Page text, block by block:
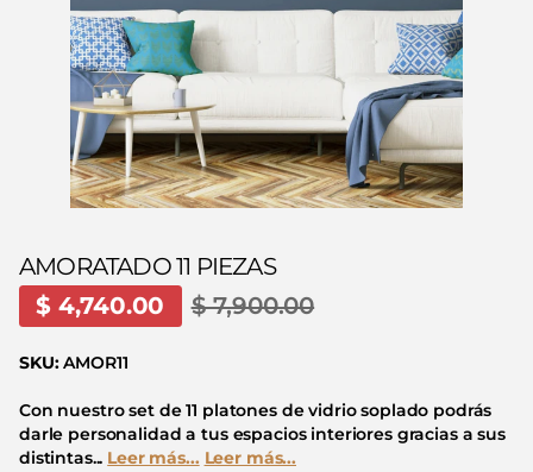
AMORATADO 11 PIEZAS
$ 4,740.00
$ 7,900.00
SKU:AMOR11
Con nuestro set de 11 platones de vidrio soplado podrás
darle personalidad a tus espacios interiores gracias a sus
distintas... Leer más... Leer más...